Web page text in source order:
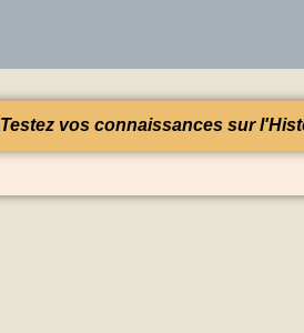
Testez vos connaissances sur